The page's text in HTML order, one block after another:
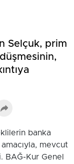
Selçuk, prim
banka
mevcut
BAĞ-Kur Genel